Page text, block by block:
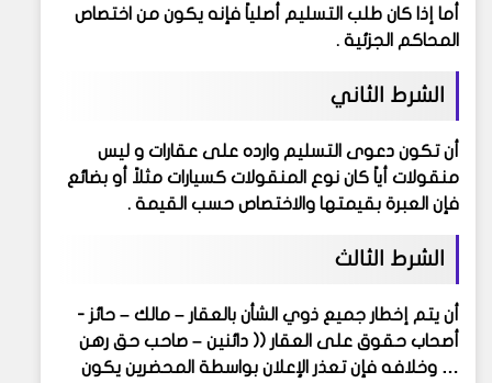
أما إذا كان طلب التسليم أصلياً فإنه يكون من اختصاص
المحاكم الجزئية .
الشرط الثاني
أن تكون دعوى التسليم وارده على عقارات و ليس
منقولات أياً كان نوع المنقولات كسيارات مثلاً أو بضائع
فإن العبرة بقيمتها والاختصاص حسب القيمة .
الشرط الثالث
أن يتم إخطار جميع ذوي الشأن بالعقار – مالك – حائز -
أصحاب حقوق على العقار (( دائنين – صاحب حق رهن
… وخلافه فإن تعذر الإعلان بواسطة المحضرين يكون